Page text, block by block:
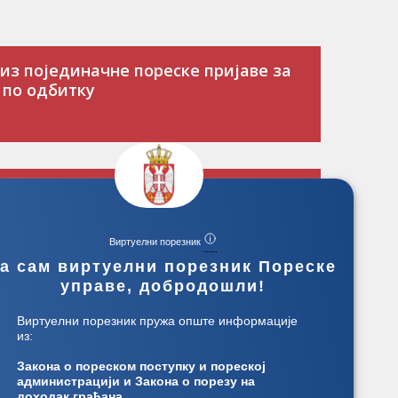
појединачне пореске пријаве за
одбитку
пореске пријаве
за подношење пореске пријаве
порезу на доходак грађанa
Виртуелни порезник
сам виртуелни порезник Пореске
управе, добродошли!
Виртуелни порезник пружа опште информације
из:
Закона о пореском поступку и пореској
администрацији и Закона о порезу на